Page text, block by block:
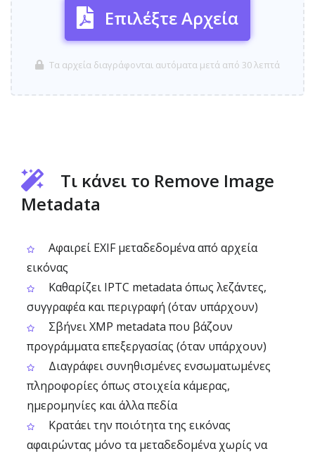
Επιλέξτε Αρχεία
Τα αρχεία διαγράφονται αυτόματα μετά από 30 λεπτά
Τι κάνει το Remove Image
Metadata
Αφαιρεί EXIF μεταδεδομένα από αρχεία
εικόνας
Καθαρίζει IPTC metadata όπως λεζάντες,
συγγραφέα και περιγραφή (όταν υπάρχουν)
Σβήνει XMP metadata που βάζουν
προγράμματα επεξεργασίας (όταν υπάρχουν)
Διαγράφει συνηθισμένες ενσωματωμένες
πληροφορίες όπως στοιχεία κάμερας,
ημερομηνίες και άλλα πεδία
Κρατάει την ποιότητα της εικόνας
αφαιρώντας μόνο τα μεταδεδομένα χωρίς να